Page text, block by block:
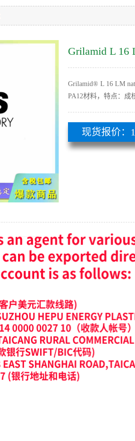
Grilamid L 16
Grilamid® L 16 LM
PA12材料，特点：成
现货报价：